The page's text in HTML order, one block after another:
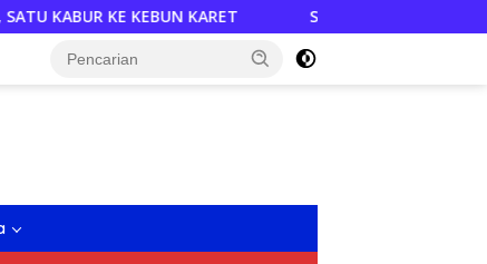
Semarakkan HUT RI, DPD PDI Perjuangan